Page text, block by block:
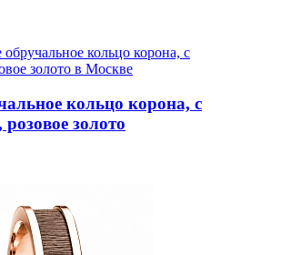
кольцо корона, с
золото